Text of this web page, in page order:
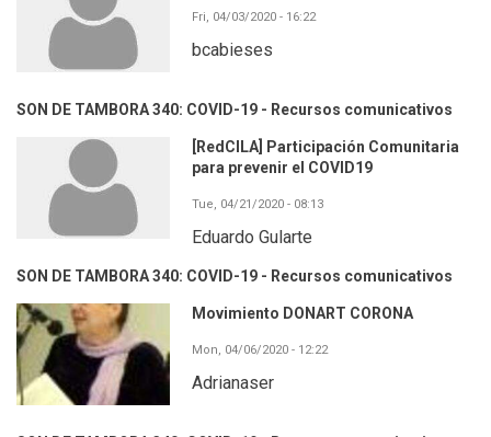
Fri, 04/03/2020 - 16:22
bcabieses
SON DE TAMBORA 340: COVID-19 - Recursos comunicativos
[RedCILA] Participación Comunitaria
para prevenir el COVID19
Tue, 04/21/2020 - 08:13
Eduardo Gularte
SON DE TAMBORA 340: COVID-19 - Recursos comunicativos
Movimiento DONART CORONA
Mon, 04/06/2020 - 12:22
Adrianaser